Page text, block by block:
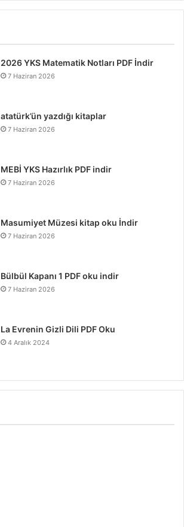
2026 YKS Matematik Notları PDF İndir
7 Haziran 2026
atatürk’ün yazdığı kitaplar
7 Haziran 2026
MEBİ YKS Hazırlık PDF indir
7 Haziran 2026
Masumiyet Müzesi kitap oku İndir
7 Haziran 2026
Bülbül Kapanı 1 PDF oku indir
7 Haziran 2026
La Evrenin Gizli Dili PDF Oku
4 Aralık 2024